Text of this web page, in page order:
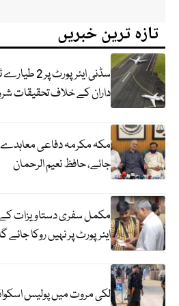
تازہ ترین خبریں
سڈنی
داران کے خلاف تحقیقات
مکہ مکرمہ دفاعی معاہدے
جائے، حافظ نعیم الرحمان
مکمل سفری دستاویزات
ایئرپورٹ پر نہیں روکا جائے
لکی مروت میں پولیس